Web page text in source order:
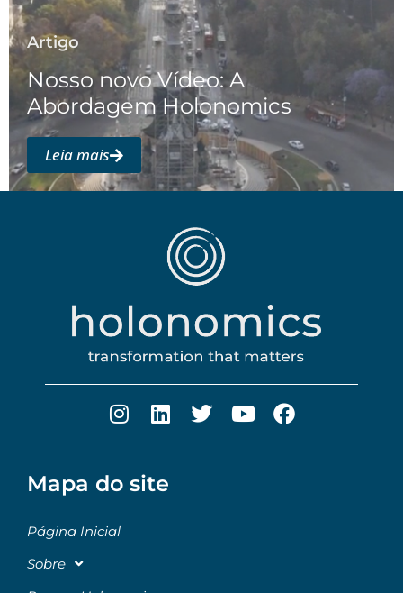
Artigo
Nosso novo Vídeo: A
Abordagem Holonomics
Leia mais
Mapa do site
Página Inicial
Sobre